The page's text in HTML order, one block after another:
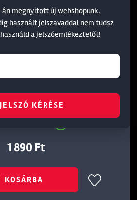
HOROG 8
1 890 Ft
KOSÁRBA
án megnyitott új webshopunk.
használt jelszavaddal nem tudsz
a jelszóemlékeztetőt!
KÉRÉSE